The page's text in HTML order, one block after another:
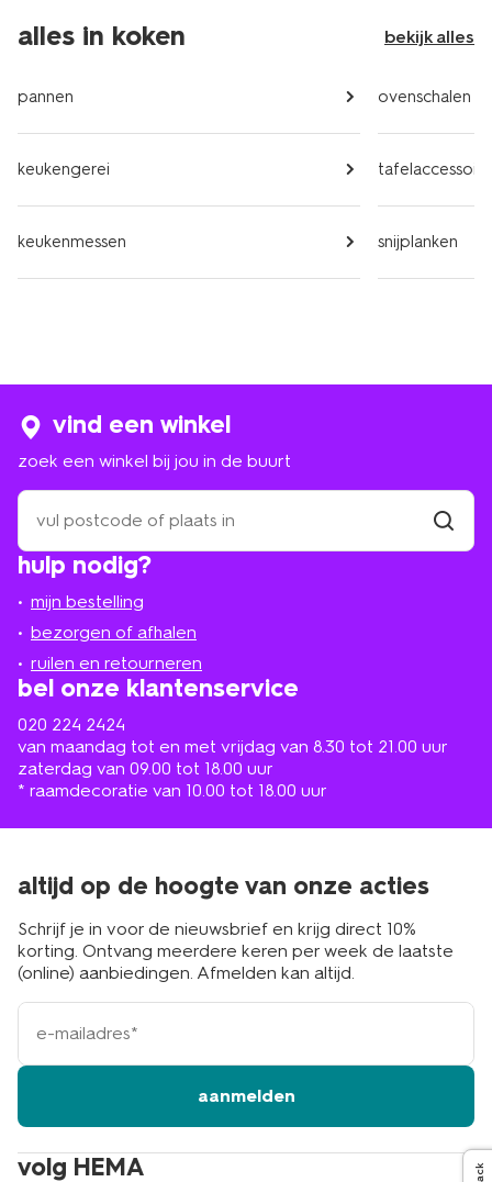
alles in koken bekijk alles
pannen
keukengerei
keukenmessen
ovenschalen
snijplanken
hulp nodig?
mijn bestelling
bezorgen of afhalen
ruilen en retourneren
bel onze klantenservice
020 224 2424
van maandag tot en met vrijdag van 8.30 tot 21.00 uur
zaterdag van 09.00 tot 18.00 uur
* raamdecoratie van 10.00 tot 18.00 uur
vind een winkel
zoek een winkel bij jou in de buurt
zoek
een
winkel
bij
in
de
buurt
volg HEMA
altijd op de hoogte van onze acties
Schrijf je in voor de nieuwsbrief en krijg direct 10%
korting. Ontvang meerdere keren per week de laatste
(online) aanbiedingen. Afmelden kan altijd.
e-
mailadres
aanmelden